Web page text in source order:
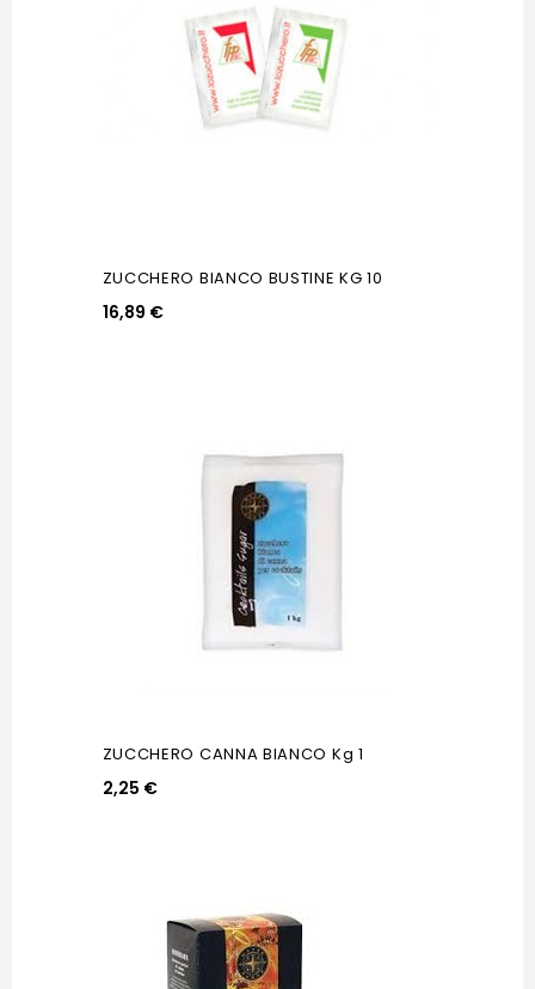
ZUCCHERO BIANCO BUSTINE KG 10
16,89 €
ZUCCHERO CANNA BIANCO Kg 1
2,25 €